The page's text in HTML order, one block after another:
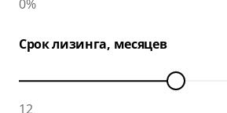
0%
Срок лизинга, месяцев
12